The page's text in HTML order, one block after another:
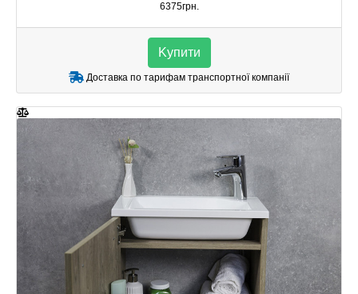
6375грн.
Kупити
Доставка по тарифам транспортної компанії